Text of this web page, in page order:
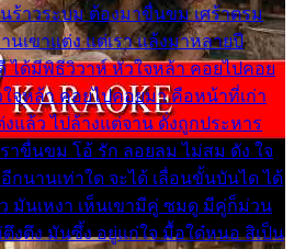
ร้าวระบม ต้องมาขื่นขม เศร้าตรม
เขาแต่ง แต่เรา แล้งมาหลายปี
ได้มีพิธีวิวาห์ หัวใจหล้า คอยไปคอย
จหล้า คอยไปคอยมา คือหน้าที่เก่า
แล้ว ไปล้างแต่จาน ดั่งถูกประหาร
าขื่นขม โอ้ รัก ลอยลม ไม่สม ดัง ใจ
กนานเท่าใด จะได้ เลื่อนขั้นบันได ได้
มันเหงา เห็นเขามีคู่ ซมดู มีคู่ก็ม่วน
งตึง มันซึ้ง อยู่แก่ใจ มื้อใด๋หนอ สิเป็น